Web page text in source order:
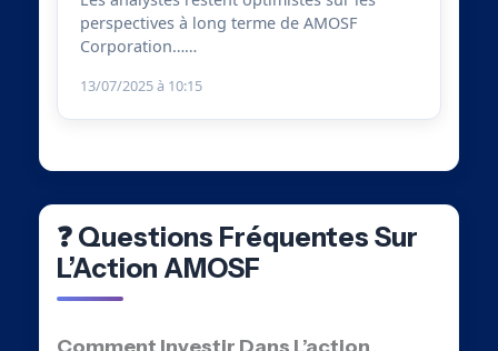
perspectives à long terme de AMOSF
Corporation……
13/07/2025 à 10:15
❓ Questions Fréquentes Sur
L’Action AMOSF
Comment Investir Dans L’action